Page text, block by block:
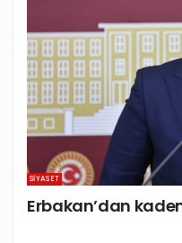
SIYASET
Erbakan’dan